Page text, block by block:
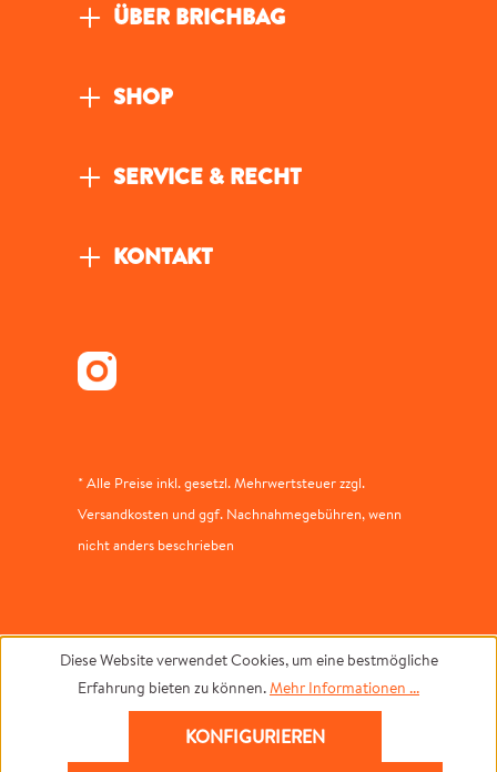
ÜBER BRICHBAG
SHOP
SERVICE & RECHT
KONTAKT
* Alle Preise inkl. gesetzl. Mehrwertsteuer zzgl.
Versandkosten und ggf. Nachnahmegebühren, wenn
nicht anders beschrieben
Diese Website verwendet Cookies, um eine bestmögliche
Erfahrung bieten zu können.Mehr Informationen ...
KONFIGURIEREN